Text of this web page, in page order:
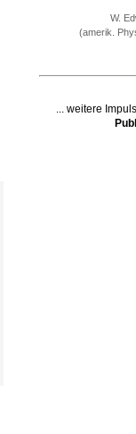
W.
(amerik.
... weitere